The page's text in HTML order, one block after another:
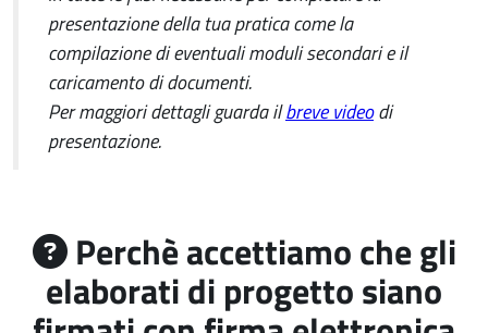
presentazione della tua pratica come la
compilazione di eventuali moduli secondari e il
caricamento di documenti.
Per maggiori dettagli guarda ilbreve videodi
presentazione.
Perchè accettiamo che gli
elaborati di progetto siano